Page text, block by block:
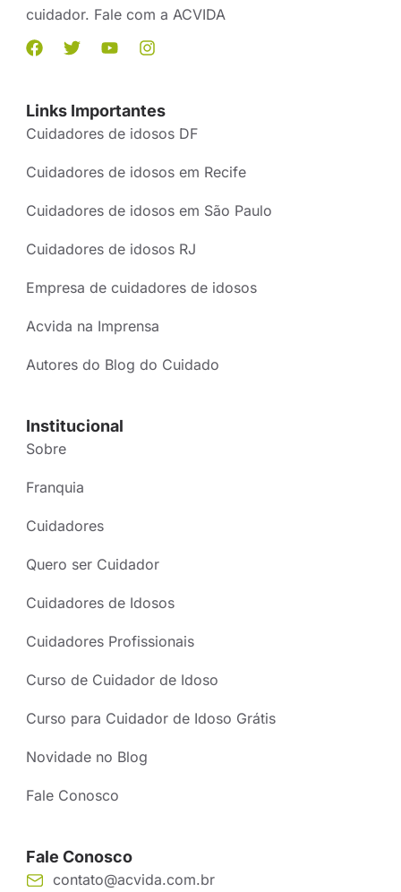
cuidador. Fale com a ACVIDA
Links Importantes
Cuidadores de idosos DF
Cuidadores de idosos em Recife
Cuidadores de idosos em São Paulo
Cuidadores de idosos RJ
Empresa de cuidadores de idosos
Acvida na Imprensa
Autores do Blog do Cuidado
Institucional
Sobre
Franquia
Cuidadores
Quero ser Cuidador
Cuidadores de Idosos
Cuidadores Profissionais
Curso de Cuidador de Idoso
Curso para Cuidador de Idoso Grátis
Novidade no Blog
Fale Conosco
Fale Conosco
contato@acvida.com.br